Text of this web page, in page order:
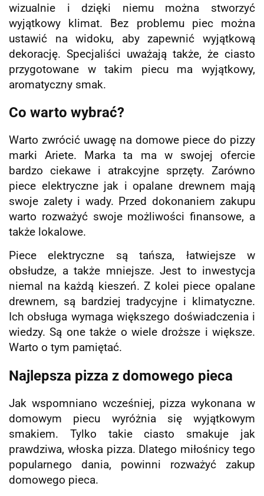
wizualnie i dzięki niemu można stworzyć
wyjątkowy klimat. Bez problemu piec można
ustawić na widoku, aby zapewnić wyjątkową
dekorację. Specjaliści uważają także, że ciasto
przygotowane w takim piecu ma wyjątkowy,
aromatyczny smak.
Co warto wybrać?
Warto zwrócić uwagę na domowe piece do pizzy
marki Ariete. Marka ta ma w swojej ofercie
bardzo ciekawe i atrakcyjne sprzęty. Zarówno
piece elektryczne jak i opalane drewnem mają
swoje zalety i wady. Przed dokonaniem zakupu
warto rozważyć swoje możliwości finansowe, a
także lokalowe.
Piece elektryczne są tańsza, łatwiejsze w
obsłudze, a także mniejsze. Jest to inwestycja
niemal na każdą kieszeń. Z kolei piece opalane
drewnem, są bardziej tradycyjne i klimatyczne.
Ich obsługa wymaga większego doświadczenia i
wiedzy. Są one także o wiele droższe i większe.
Warto o tym pamiętać.
Najlepsza pizza z domowego pieca
Jak wspomniano wcześniej, pizza wykonana w
domowym piecu wyróżnia się wyjątkowym
smakiem. Tylko takie ciasto smakuje jak
prawdziwa, włoska pizza. Dlatego miłośnicy tego
popularnego dania, powinni rozważyć zakup
domowego pieca.